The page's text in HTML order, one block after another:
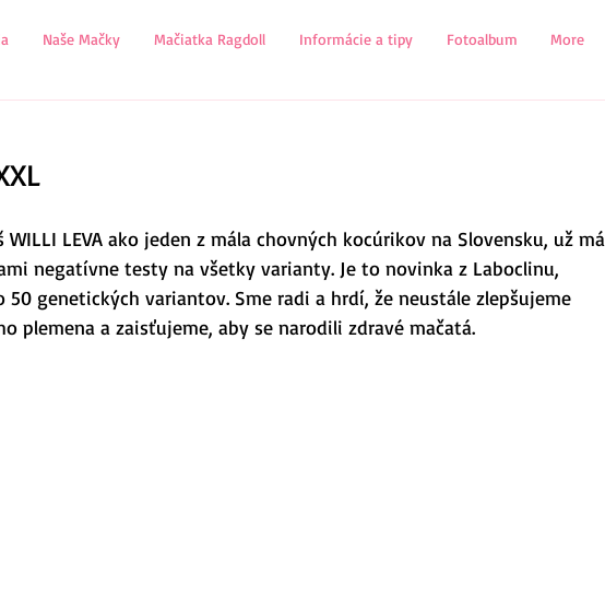
Naše Mačky Mačiatka Ragdoll Informácie a tipy Fotoalbum More
LEVA ako jeden z mála chovných kocúrikov na Slovensku, už má
negatívne testy na všetky varianty. Je to novinka z Laboclinu,
50 genetických variantov. Sme radi a hrdí, že neustále zlepšujeme
plemena a zaisťujeme, aby se narodili zdravé mačatá.